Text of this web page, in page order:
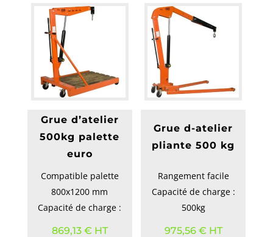
Grue d’atelier
500kg palette
euro
Compatible palette
800x1200 mm
Capacité de charge :
869,13 € HT
Grue d-atelier
pliante 500 kg
Rangement facile
Capacité de charge :
500kg
975,56 € HT